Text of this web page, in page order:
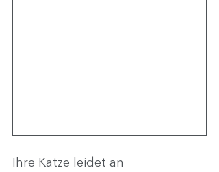
Ihre Katze leidet an